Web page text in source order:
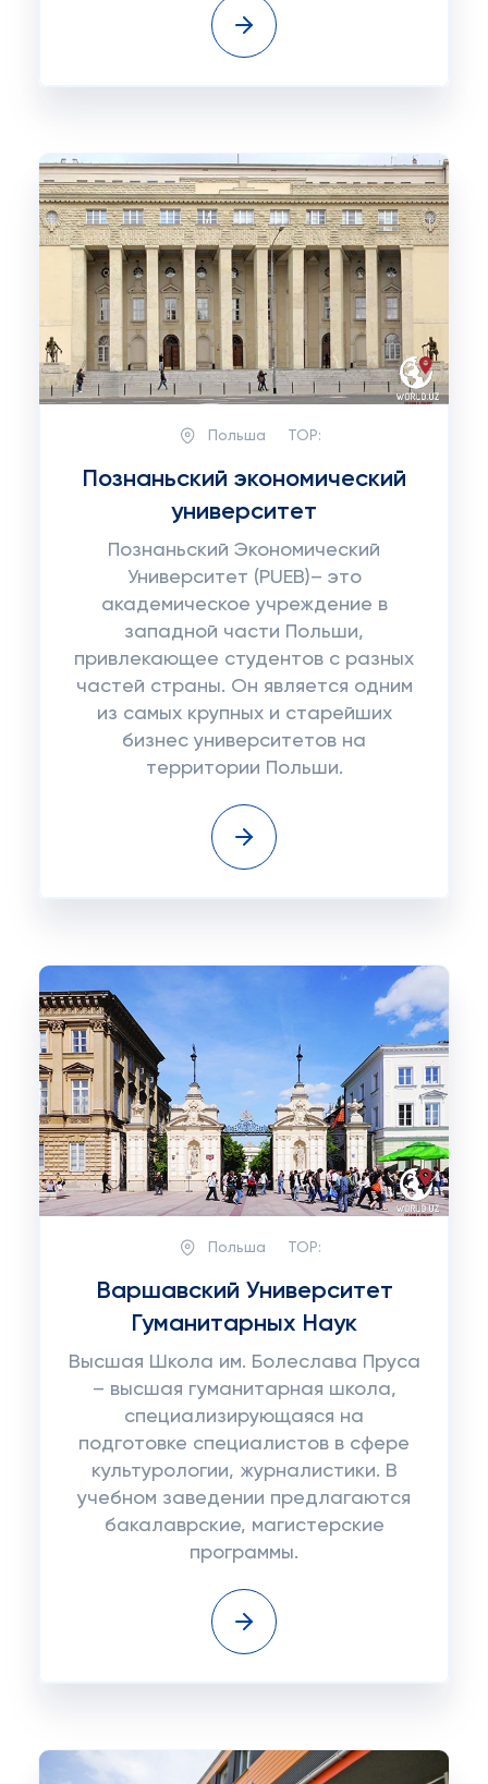
Польша TOP:
Познаньский экономический
университет
Познаньский Экономический
Университет (PUEB)– это
академическое учреждение в
западной части Польши,
привлекающее студентов с разных
частей страны. Он является одним
из самых крупных и старейших
бизнес университетов на
территории Польши.
Польша TOP:
Варшавский Университет
Гуманитарных Наук
Высшая Школа им. Болеслава Пруса
– высшая гуманитарная школа,
специализирующаяся на
подготовке специалистов в сфере
культурологии, журналистики. В
учебном заведении предлагаются
бакалаврские, магистерские
программы.